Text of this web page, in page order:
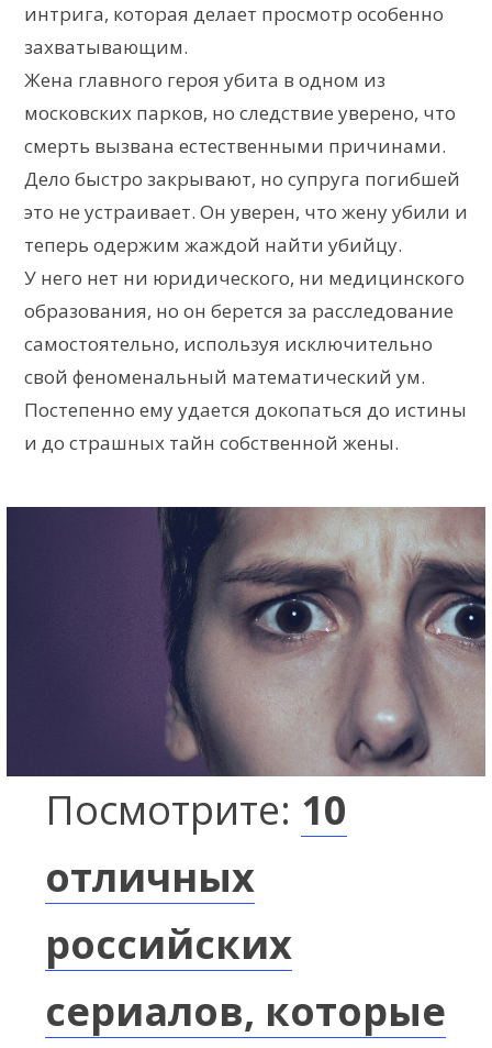
интрига, которая делает просмотр особенно
захватывающим.
Жена главного героя убита в одном из
московских парков, но следствие уверено, что
смерть вызвана естественными причинами.
Дело быстро закрывают, но супруга погибшей
это не устраивает. Он уверен, что жену убили и
теперь одержим жаждой найти убийцу.
У него нет ни юридического, ни медицинского
образования, но он берется за расследование
самостоятельно, используя исключительно
свой феноменальный математический ум.
Постепенно ему удается докопаться до истины
и до страшных тайн собственной жены.
Посмотрите: 10
отличных
российских
сериалов, которые